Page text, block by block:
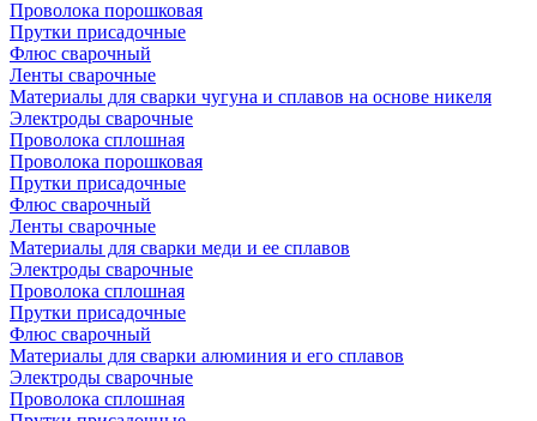
Проволока порошковая
Прутки присадочные
Флюс сварочный
Ленты сварочные
Материалы для сварки чугуна и сплавов на основе никеля
Электроды сварочные
Проволока сплошная
Проволока порошковая
Прутки присадочные
Флюс сварочный
Ленты сварочные
Материалы для сварки меди и ее сплавов
Электроды сварочные
Проволока сплошная
Прутки присадочные
Флюс сварочный
Материалы для сварки алюминия и его сплавов
Электроды сварочные
Проволока сплошная